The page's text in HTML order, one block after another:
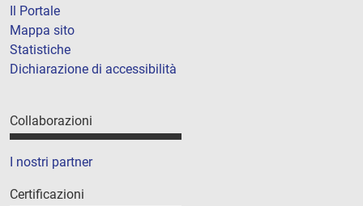
Il Portale
Mappa sito
Statistiche
Dichiarazione di accessibilità
Collaborazioni
I nostri partner
Certificazioni